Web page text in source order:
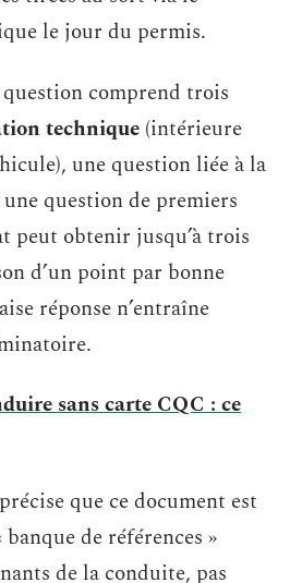
le jour du permis.
comprend trois
technique (intérieure
une question liée à la
question de premiers
peut obtenir jusqu’à trois
d’un point par bonne
réponse n’entraîne
sans carte CQC : ce
que ce document est
de références »
de la conduite, pas